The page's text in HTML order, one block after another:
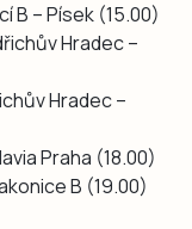
B – Písek (15.00)
Hradec –
Hradec –
Praha (18.00)
B (19.00)